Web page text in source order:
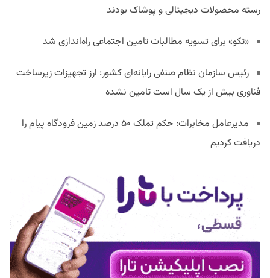
رسته محصولات دیجیتالی و پوشاک بودند
«تکو» برای تسویه مطالبات تامین اجتماعی راه‌اندازی شد
رئیس سازمان نظام صنفی رایانه‌ای کشور: ارز تجهیزات زیرساخت
فناوری بیش از یک سال است تامین نشده
مدیرعامل مخابرات: حکم تملک ۵۰ درصد زمین فرودگاه پیام را
دریافت کردیم